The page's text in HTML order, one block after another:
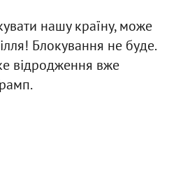
нашу країну, може
Блокування не буде.
відродження вже